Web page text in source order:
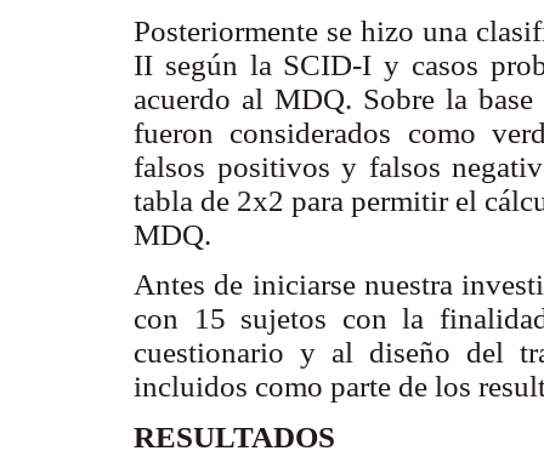
Posteriormente se hizo una
II según la SCID-I y casos
acuerdo al MDQ. Sobre la
fueron considerados como
falsos positivos y falsos
tabla de 2x2 para permitir el
MDQ.
Antes de iniciarse nuestra
con 15 sujetos con la
cuestionario y al diseño del
incluidos como parte de los
RESULTADOS